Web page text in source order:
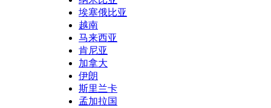
埃塞俄比亚
越南
马来西亚
肯尼亚
加拿大
伊朗
斯里兰卡
孟加拉国